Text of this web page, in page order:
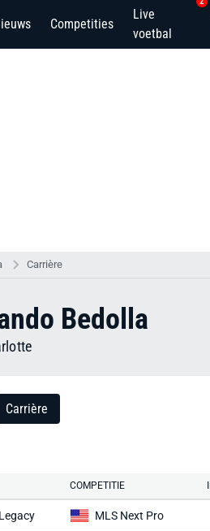
Competities
Live
voetbal
Carrière
Bedolla
Carrière
COMPETITIE
MLS Next Pro